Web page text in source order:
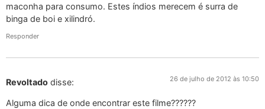
maconha para consumo. Estes índios merecem é surra de
binga de boi e xilindró.
Responder
Revoltado disse: 26 de julho de 2012 às 10:50
Alguma dica de onde encontrar este filme??????